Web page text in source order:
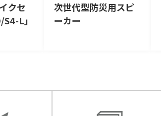
クセ
L」
次世代型防災用スピ
ーカー